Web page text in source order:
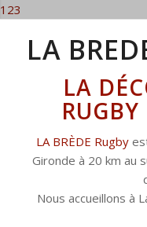
1 23
LA
LA
LA BRÈDE Rugby
Gironde à 20 km au
Nous accueillons à